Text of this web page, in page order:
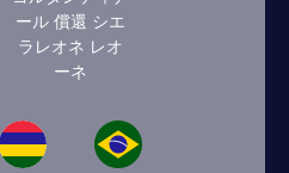
ール 償還 シエ
ラレオネ レオ
ーネ